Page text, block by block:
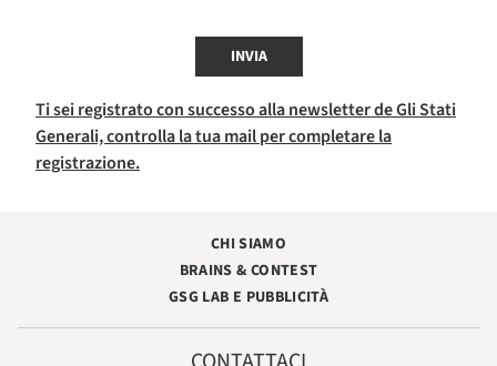
INVIA
Ti sei registrato con successo alla newsletter de Gli Stati
Generali, controlla la tua mail per completare la
registrazione.
CHI SIAMO
BRAINS & CONTEST
GSG LAB E PUBBLICITÀ